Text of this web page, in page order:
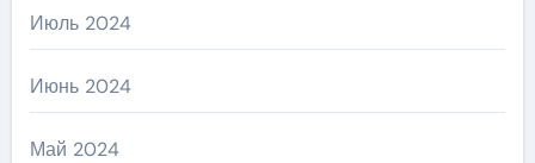
Июль 2024
Июнь 2024
Май 2024